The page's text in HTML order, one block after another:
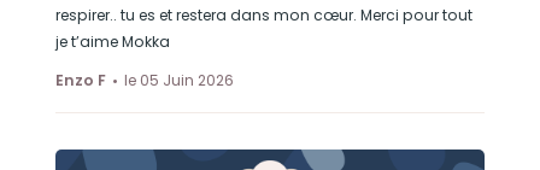
respirer.. tu es et restera dans mon cœur. Merci pour tout
je t’aime Mokka
Enzo F
le 05 Juin 2026